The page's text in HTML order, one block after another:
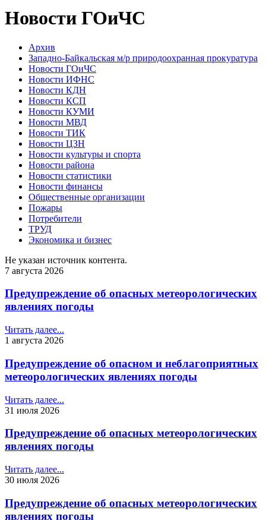
Новости ГОиЧС
Архив
Западно-Байкальская м/р природоохранная прокуратура
Новости ГОиЧС
Новости ИФНС
Новости КДН
Новости КСП
Новости КУМИ
Новости МВД
Новости ТИК
Новости ЦЗН
Новости культуры и спорта
Новости района
Новости статистики
Новости финансы
Общественные организации
Пожары
Потребители
ТРУД
Экономика и бизнес
Не указан источник контента.
7 августа 2026
Предупреждение об опасных метеорологических
явлениях погоды
Читать далее...
1 августа 2026
Предупреждение об опасном и неблагоприятных
метеорологических явлениях погоды
Читать далее...
31 июля 2026
Предупреждение об опасных метеорологических
явлениях погоды
Читать далее...
30 июля 2026
Предупреждение об опасных метеорологических
явлениях погоды